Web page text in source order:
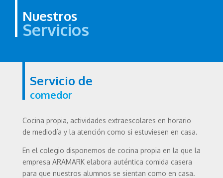
Nuestros
Servicios
Servicio de
comedor
Cocina propia, actividades extraescolares en horario
de mediodía y la atención como si estuviesen en casa.
En el colegio disponemos de cocina propia en la que la
empresa ARAMARK elabora auténtica comida casera
para que nuestros alumnos se sientan como en casa.